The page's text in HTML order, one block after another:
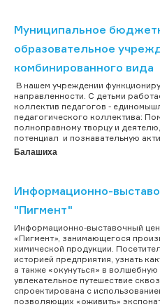
Муниципальное
образовательное
комбинированного вида
В нашем учреждении
направленности. С детьми
коллектив педагогов -
педагогического коллектива:
полноправному творцу и
потенциал и познавательную
Балашиха
Информационно-
"Пигмент"
Информационно-выставочный
«Пигмент», занимающегося
химической продукции.
историей предприятия, узнать
а также «окунуться» в
увлекательное путешествие
спроектирована с
позволяющих «оживить»